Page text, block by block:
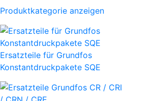
Produktkategorie anzeigen
Ersatzteile für Grundfos
Konstantdruckpakete SQE